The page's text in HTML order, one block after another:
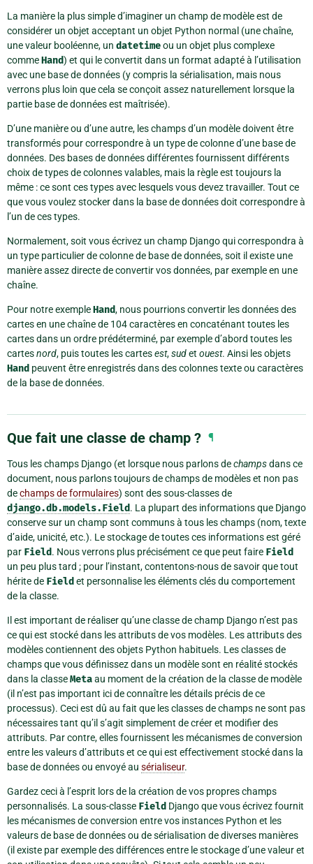
La manière la plus simple d’imaginer un champ de modèle est de
considérer un objet acceptant un objet Python normal (une chaîne,
une valeur booléenne, un datetimeou un objet plus complexe
commeHand) et qui le convertit dans un format adapté à l’utilisation
avec une base de données (y compris la sérialisation, mais nous
verrons plus loin que cela se conçoit assez naturellement lorsque la
partie base de données est maîtrisée).
D’une manière ou d’une autre, les champs d’un modèle doivent être
transformés pour correspondre à un type de colonne d’une base de
données. Des bases de données différentes fournissent différents
choix de types de colonnes valables, mais la règle est toujours la
même : ce sont ces types avec lesquels vous devez travailler. Tout ce
que vous voulez stocker dans la base de données doit correspondre à
l’un de ces types.
Normalement, soit vous écrivez un champ Django qui correspondra à
un type particulier de colonne de base de données, soit il existe une
manière assez directe de convertir vos données, par exemple en une
chaîne.
Pour notre exempleHand, nous pourrions convertir les données des
cartes en une chaîne de 104 caractères en concaténant toutes les
cartes dans un ordre prédéterminé, par exemple d’abord toutes les
cartesnord, puis toutes les cartesest,sudet ouest. Ainsi les objets
Hand peuvent être enregistrés dans des colonnes texte ou caractères
de la base de données.
Que fait une classe de champ ? ¶
Tous les champs Django (et lorsque nous parlons dechampsdans ce
document, nous parlons toujours de champs de modèles et non pas
dechamps de formulaires) sont des sous-classes de
django.db.models.Field. La plupart des informations que Django
conserve sur un champ sont communs à tous les champs (nom, texte
d’aide, unicité, etc.). Le stockage de toutes ces informations est géré
par Field. Nous verrons plus précisément ce que peut faire Field
un peu plus tard ; pour l’instant, contentons-nous de savoir que tout
hérite de Field et personnalise les éléments clés du comportement
de la classe.
Il est important de réaliser qu’une classe de champ Django n’est pas
ce qui est stocké dans les attributs de vos modèles. Les attributs des
modèles contiennent des objets Python habituels. Les classes de
champs que vous définissez dans un modèle sont en réalité stockés
dans la classeMetaau moment de la création de la classe de modèle
(il n’est pas important ici de connaître les détails précis de ce
processus). Ceci est dû au fait que les classes de champs ne sont pas
nécessaires tant qu’il s’agit simplement de créer et modifier des
attributs. Par contre, elles fournissent les mécanismes de conversion
entre les valeurs d’attributs et ce qui est effectivement stocké dans la
base de données ou envoyé au sérialiseur.
Gardez ceci à l’esprit lors de la création de vos propres champs
personnalisés. La sous-classe Field Django que vous écrivez fournit
les mécanismes de conversion entre vos instances Python et les
valeurs de base de données ou de sérialisation de diverses manières
(il existe par exemple des différences entre le stockage d’une valeur et